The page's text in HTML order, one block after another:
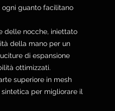
ogni guanto facilitano
delle nocche, iniettato
della mano per un
di espansione
ottimizzati.
superiore in mesh
per migliorare il